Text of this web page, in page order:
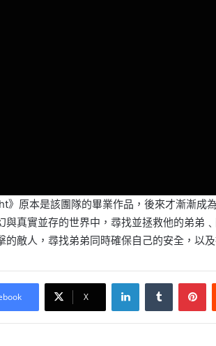
》原本是該團隊的畢業作品，後來才漸漸
與真實並存的世界中，尋找並拯救他的弟弟
的敵人，尋找弟弟同時確保自己的安全，以
X
LinkedInTumblr